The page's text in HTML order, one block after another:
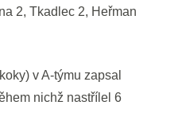
2, Tkadlec 2, Heřman
v A-týmu zapsal
nichž nastřílel 6